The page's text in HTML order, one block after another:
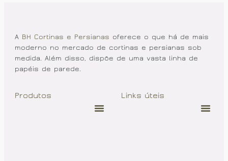
A BH Cortinas e Persianas oferece o que há de mais
moderno no mercado de cortinas e persianas sob
medida. Além disso, dispõe de uma vasta linha de
papéis de parede.
Produtos Links úteis